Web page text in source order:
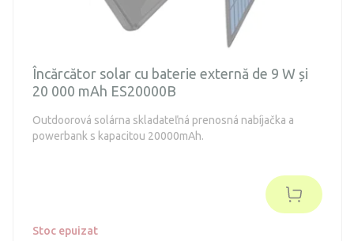
Încărcător solar cu baterie externă de 9 W și
20 000 mAh ES20000B
Outdoorová solárna skladateľná prenosná nabíjačka a
powerbank s kapacitou 20000mAh.
Stoc epuizat